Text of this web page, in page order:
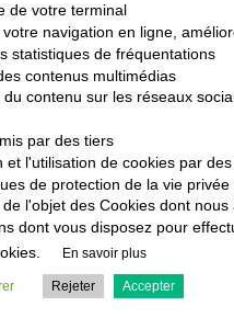
Travaux en journée et
Interruption
Berny/Robinson
Du vendredi 7
Travaux en soirée
Interruption
Charles de
Du lundi 17 août
de votre terminal
votre navigation en ligne,
statistiques de fréquentations
contenus multimédias
du contenu sur les réseaux
par des tiers
et l'utilisation de cookies par
de protection de la vie
l'objet des Cookies dont
dont vous disposez pour
En savoir plus
Rejeter Accepter